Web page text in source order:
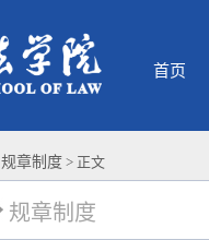
首页
规章制度 > 正文
规章制度